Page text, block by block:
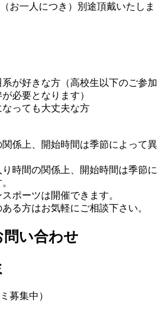
お一人につき）別途頂戴いたしま
系が好きな方（高校生以下のご参加
必要となります）
なっても大丈夫な方
関係上、開始時間は季節によって異
り時間の関係上、開始時間は季節に
ポーツは開催できます。
ある方はお気軽にご相談下さい。
い合わせ
募集中）